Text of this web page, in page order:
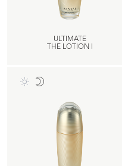
ULTIMATE
THE LOTION I